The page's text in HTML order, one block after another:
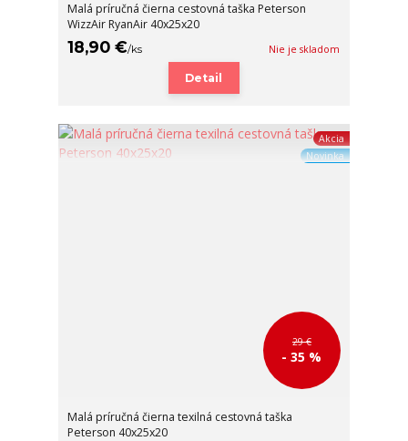
Malá príručná čierna cestovná taška Peterson
WizzAir RyanAir 40x25x20
18,90 €/ks Nie je skladom
Detail
Akcia
Novinka
29 €
- 35 %
Malá príručná čierna texilná cestovná taška
Peterson 40x25x20